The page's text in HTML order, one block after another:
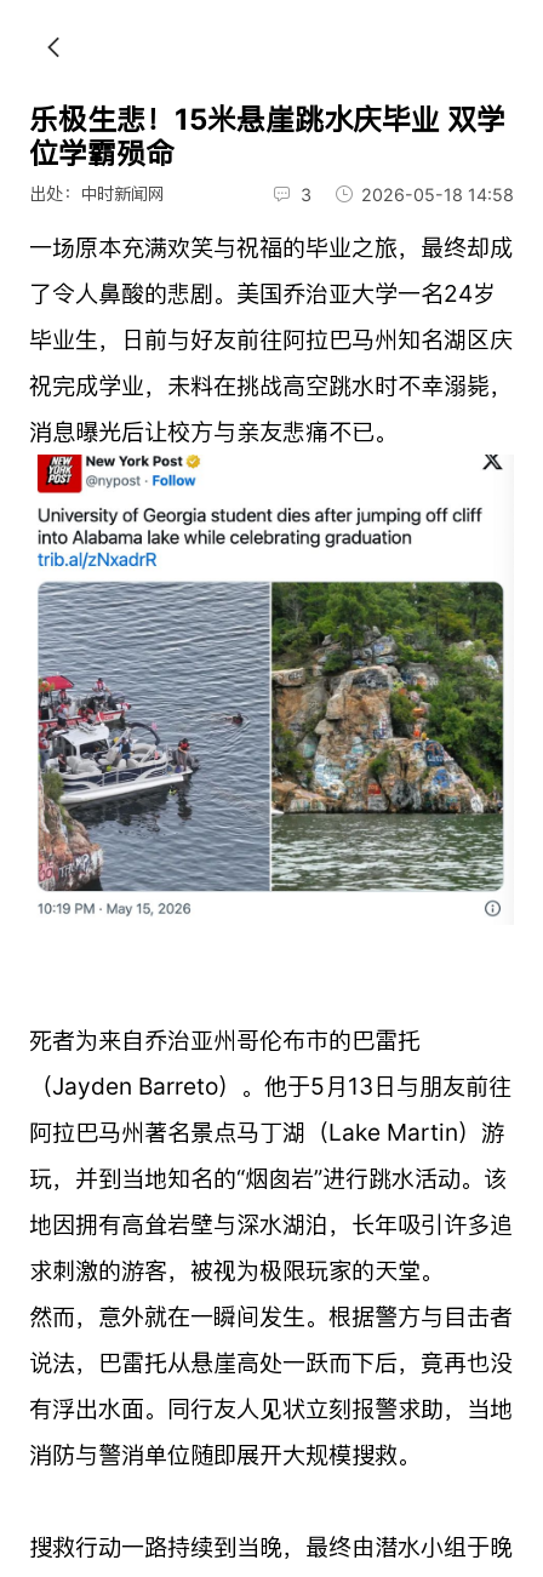
乐极生悲！15米悬崖跳水庆毕业 双学
位学霸殒命
出处：中时新闻网 3 2026-05-18 14:58
一场原本充满欢笑与祝福的毕业之旅，最终却成
了令人鼻酸的悲剧。美国乔治亚大学一名24岁
毕业生，日前与好友前往阿拉巴马州知名湖区庆
祝完成学业，未料在挑战高空跳水时不幸溺毙，
消息曝光后让校方与亲友悲痛不已。
死者为来自乔治亚州哥伦布市的巴雷托
（Jayden Barreto）。他于5月13日与朋友前往
阿拉巴马州著名景点马丁湖（Lake Martin）游
玩，并到当地知名的“烟囱岩”进行跳水活动。该
地因拥有高耸岩壁与深水湖泊，长年吸引许多追
求刺激的游客，被视为极限玩家的天堂。
然而，意外就在一瞬间发生。根据警方与目击者
说法，巴雷托从悬崖高处一跃而下后，竟再也没
有浮出水面。同行友人见状立刻报警求助，当地
消防与警消单位随即展开大规模搜救。
搜救行动一路持续到当晚，最终由潜水小组于晚